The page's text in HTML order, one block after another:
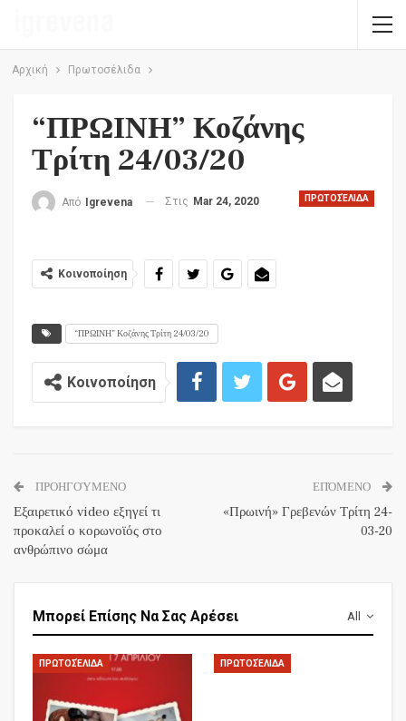
Αρχική Πρωτοσέλιδα
“ΠΡΩΙΝΗ” Κοζάνης
Τρίτη 24/03/20
ΠΡΩΤΟΣΈΛΙΔΑ
Από Igrevena Στις Mar 24, 2020
Κοινοποίηση
“ΠΡΩΙΝΗ” Κοζάνης Τρίτη 24/03/20
Κοινοποίηση
ΠΡΟΗΓΟΎΜΕΝΟ
Εξαιρετικό video εξηγεί τι
προκαλεί ο κορωνοϊός στο
ανθρώπινο σώμα
ΕΠΌΜΕΝΟ
«Πρωινή» Γρεβενών Τρίτη 24-
03-20
All
Μπορεί Επίσης Να Σας Αρέσει
ΠΡΩΤΟΣΈΛΙΔΑ ΠΡΩΤΟΣΈΛΙΔΑ